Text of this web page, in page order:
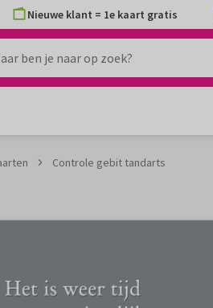
Nieuwe klant = 1e kaart gratis
Controle gebit tandarts